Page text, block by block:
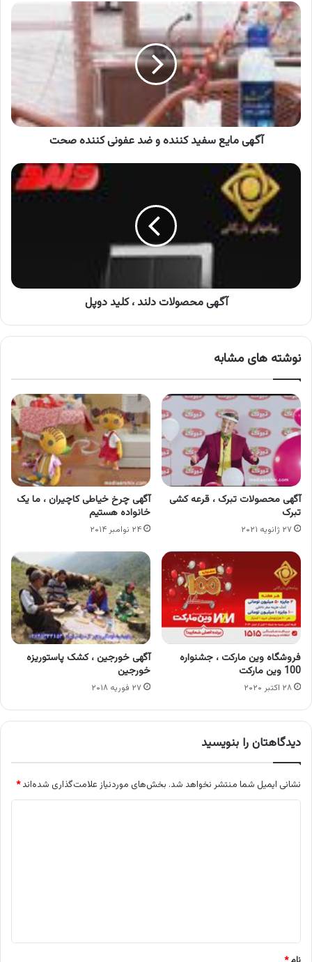
آگهی
مایع
سفید
کننده
و
ضد
عفونی
کننده
صحت
آگهی مایع سفید کننده و ضد عفونی کننده صحت
آگهی
محصولات
آگهی محصولات دلند ، کلید دوپل
نوشته های مشابه
آگهی محصولات تبرک ، قرعه کشی
تبرک
۲۷ ژانویه ۲۰۲۱
آگهی چرخ خیاطی کاچیران ، ما یک
خانواده هستیم
۲۴ نوامبر ۲۰۱۴
فروشگاه وین مارکت ، جشنواره
100 وین مارکت
۲۸ اکتبر ۲۰۲۰
آگهی خورجین ، کشک پاستوریزه
خورجین
۲۷ فوریه ۲۰۱۸
دیدگاهتان را بنویسید
نشانی ایمیل شما منتشر نخواهد شد. بخش‌های موردنیاز علامت‌گذاری شده‌اند*